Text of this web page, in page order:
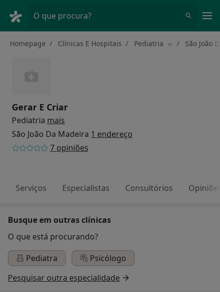
O que procura?
Homepage Clínicas E Hospitais Pediatria Mudar deSão João
Gerar E Criar
Pediatria mais
São João Da Madeira 1 endereço
7 opiniões
Serviços Especialistas Consultórios
Busque em outras clínicas
O que está procurando?
Pediatra
Psicólogo
Pesquisar outra especialidade